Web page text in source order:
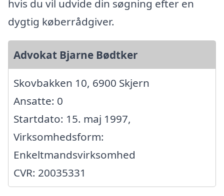
hvis du vil udvide din søgning efter en
dygtig køberrådgiver.
Advokat Bjarne Bødtker
Skovbakken 10, 6900 Skjern
Ansatte: 0
Startdato: 15. maj 1997,
Virksomhedsform:
Enkeltmandsvirksomhed
CVR: 20035331